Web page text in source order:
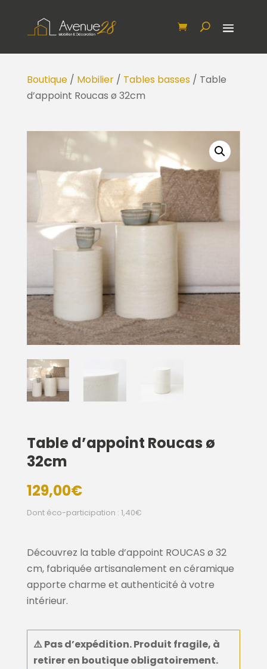
Boutique/ Mobilier/ Tables basses/ Table
d’appoint Roucas ø 32cm
Table d’appoint Roucas ø
32cm
129,00€
Dont éco-participation : 1,40€
Découvrez la table d’appoint ROUCAS ø 32
cm, fabriquée artisanalement en céramique
apporte charme et authenticité à votre
intérieur.
⚠️Pas d’expédition. Produit fragile, à
retirer en boutiqueobligatoirement.